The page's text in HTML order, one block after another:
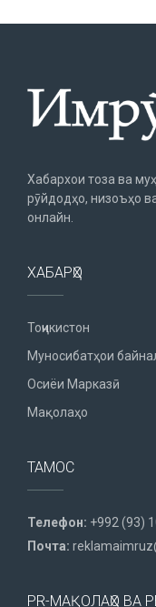
Хабархои тоза ва
рӯйдодҳо, низоъҳо
онлайн.
ХАБАРҲО
Тоҷикистон
Муносибатҳои
Осиёи Марказӣ
Мақолаҳо
ТАМОС
Телефон: +992 (93)
Почта:
PR-МАҚОЛАҲО ВА